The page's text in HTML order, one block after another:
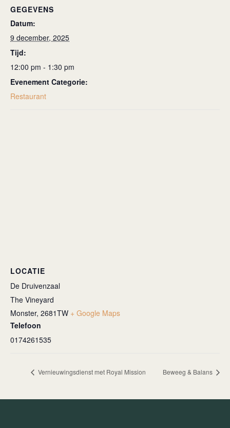
GEGEVENS
Datum:
9 december, 2025
Tijd:
12:00 pm - 1:30 pm
Evenement Categorie:
Restaurant
LOCATIE
De Druivenzaal
The Vineyard
Monster, 2681TW + Google Maps
Telefoon
0174261535
Vernieuwingsdienst met Royal Mission Beweeg & Balans